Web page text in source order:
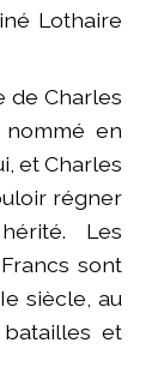
Lothaire
de Charles
en
et Charles
régner
Les
sont
siècle, au
et